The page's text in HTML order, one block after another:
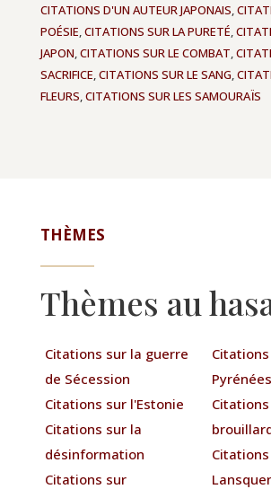
CITATIONS D'UN AUTEUR JAPONAIS,
POÉSIE,CITATIONS SUR LA PURETÉ,
JAPON,CITATIONS SUR LE COMBAT,
SACRIFICE,CITATIONS SUR LE SANG,
FLEURS,CITATIONS SUR LES SAMOURAÏS
THÈMES
Thèmes au
Citations sur la guerre
de Sécession
Citations sur l'Estonie
Citations sur la
désinformation
Citations sur
Pyrénées